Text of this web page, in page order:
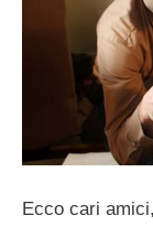
Ecco cari